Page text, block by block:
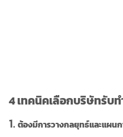
4 เทคนิคเลือกบริษัทรับ
1. ต้องมีการวางกลยุทธ์และแผน